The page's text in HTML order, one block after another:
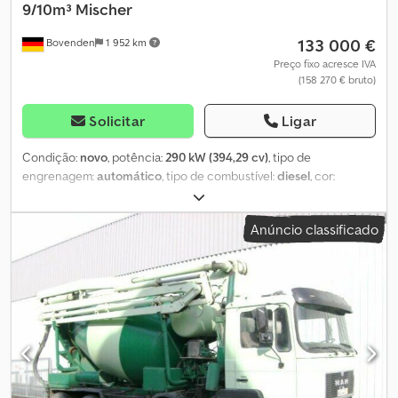
Bovenden 1 952 km
9/10m³ Mischer
133 000 €
Preço fixo acresce IVA
(158 270 € bruto)
Solicitar Ligar
Condição: novo, potência:290 kW (394,29 cv), tipo de
engrenagem:automático, tipo de combustível:diesel, cor:
, tamanho do pneu:
configuração de eixo:8x4, número de lugares:3, classe de
Euro 6 , cabina do condutor:cabina
diurna
4 250 mm, Equipamento:
aquecedor de assento, aquecedor estacionário, ar
condicionado, baixo nível de ruído, cabina, controlo de tração,
controlo de velocidade de cruzeiro, faróis de nevoeiro, fecho
centralizado, sistema de navegação , Localização do veículo:
Bovenden, ClassicSpace, Mercedes PowerShift 3, preparação
para montagem domiciliar, 1x assento conforto, aquecimento de
assento, janela traseira, espelhos elétricos, espelhos aquecidos,
Anúncio classificado